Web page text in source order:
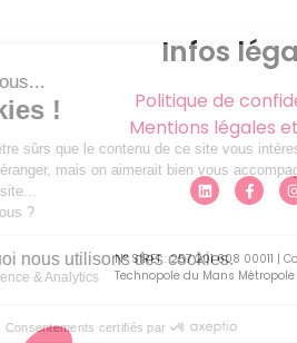
Infos
Politique de
Mentions légales
N° SIRET : 257 201 608 00011 |
Technopole du Mans